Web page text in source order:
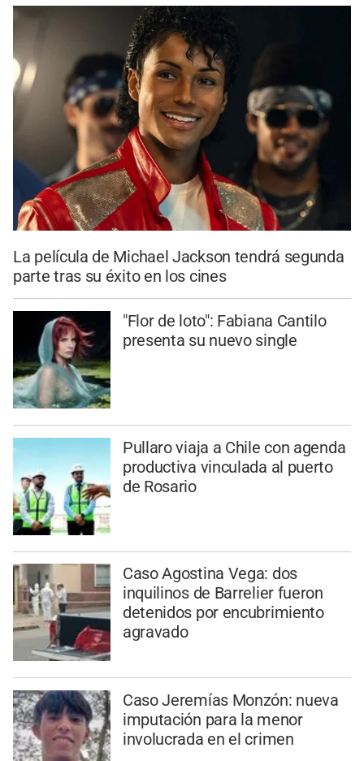
La película de Michael Jackson tendrá segunda
parte tras su éxito en los cines
"Flor de loto": Fabiana Cantilo
presenta su nuevo single
Pullaro viaja a Chile con agenda
productiva vinculada al puerto
de Rosario
Caso Agostina Vega: dos
inquilinos de Barrelier fueron
detenidos por encubrimiento
agravado
Caso Jeremías Monzón: nueva
imputación para la menor
involucrada en el crimen